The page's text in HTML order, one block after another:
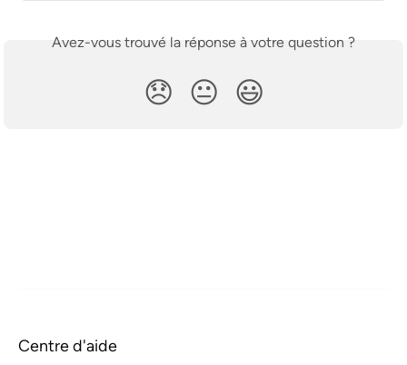
Avez-vous trouvé la réponse à votre question ?
😞 😐 😃
Centre d'aide